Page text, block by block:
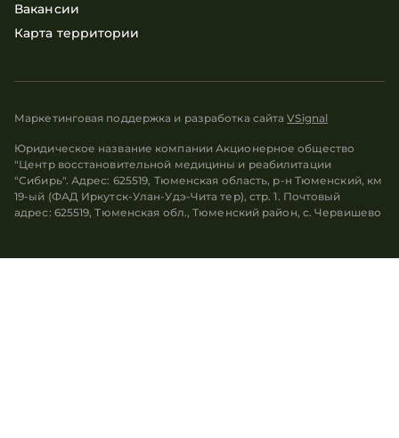
Вакансии
Карта территории
Маркетинговая поддержка и разработка сайтаVSignal
Юридическое название компании Акционерное общество
"Центр восстановительной медицины и реабилитации
"Сибирь". Адрес: 625519, Тюменская область, р-н Тюменский, км
19-ый (ФАД Иркутск-Улан-Удэ-Чита тер), стр. 1. Почтовый
адрес: 625519, Тюменская обл., Тюменский район, с. Червишево